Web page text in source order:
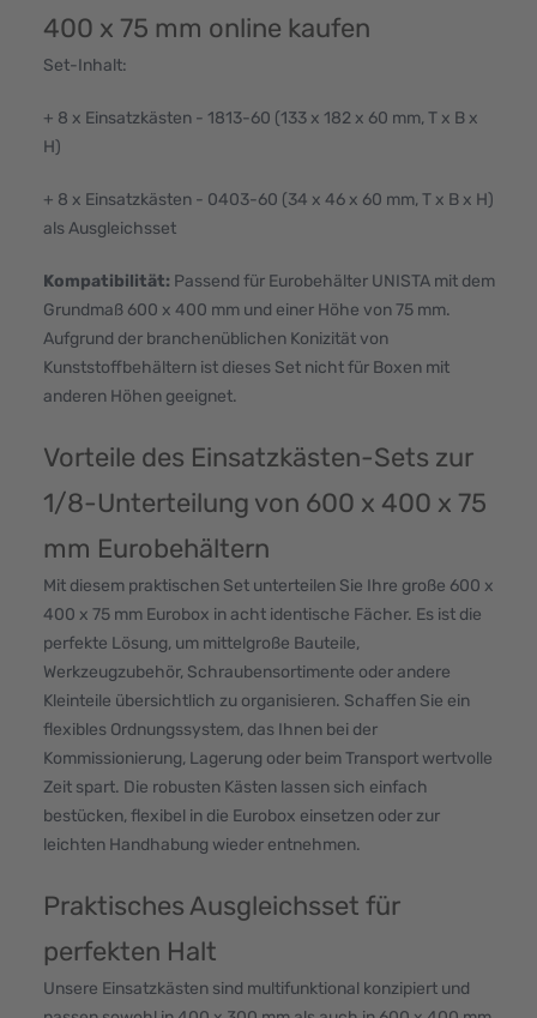
400 x 75 mm online kaufen
Set-Inhalt:
+ 8 x Einsatzkästen - 1813-60 (133 x 182 x 60 mm, T x B x
H)
+ 8 x Einsatzkästen - 0403-60 (34 x 46 x 60 mm, T x B x H)
als Ausgleichsset
Kompatibilität: Passend für Eurobehälter UNISTA mit dem
Grundmaß 600 x 400 mm und einer Höhe von 75 mm.
Aufgrund der branchenüblichen Konizität von
Kunststoffbehältern ist dieses Set nicht für Boxen mit
anderen Höhen geeignet.
Vorteile des Einsatzkästen-Sets zur
1/8-Unterteilung von 600 x 400 x 75
mm Eurobehältern
Mit diesem praktischen Set unterteilen Sie Ihre große 600 x
400 x 75 mm Eurobox in acht identische Fächer. Es ist die
perfekte Lösung, um mittelgroße Bauteile,
Werkzeugzubehör, Schraubensortimente oder andere
Kleinteile übersichtlich zu organisieren. Schaffen Sie ein
flexibles Ordnungssystem, das Ihnen bei der
Kommissionierung, Lagerung oder beim Transport wertvolle
Zeit spart. Die robusten Kästen lassen sich einfach
bestücken, flexibel in die Eurobox einsetzen oder zur
leichten Handhabung wieder entnehmen.
Praktisches Ausgleichsset für
perfekten Halt
Unsere Einsatzkästen sind multifunktional konzipiert und